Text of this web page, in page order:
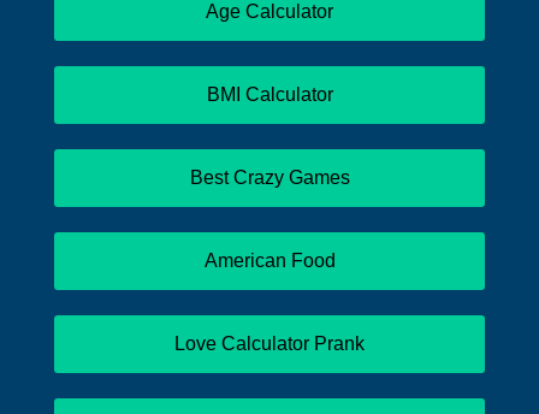
Age Calculator
BMI Calculator
Best Crazy Games
American Food
Love Calculator Prank